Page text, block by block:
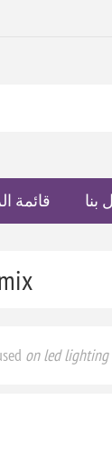
بنا قائمة
on led lighting